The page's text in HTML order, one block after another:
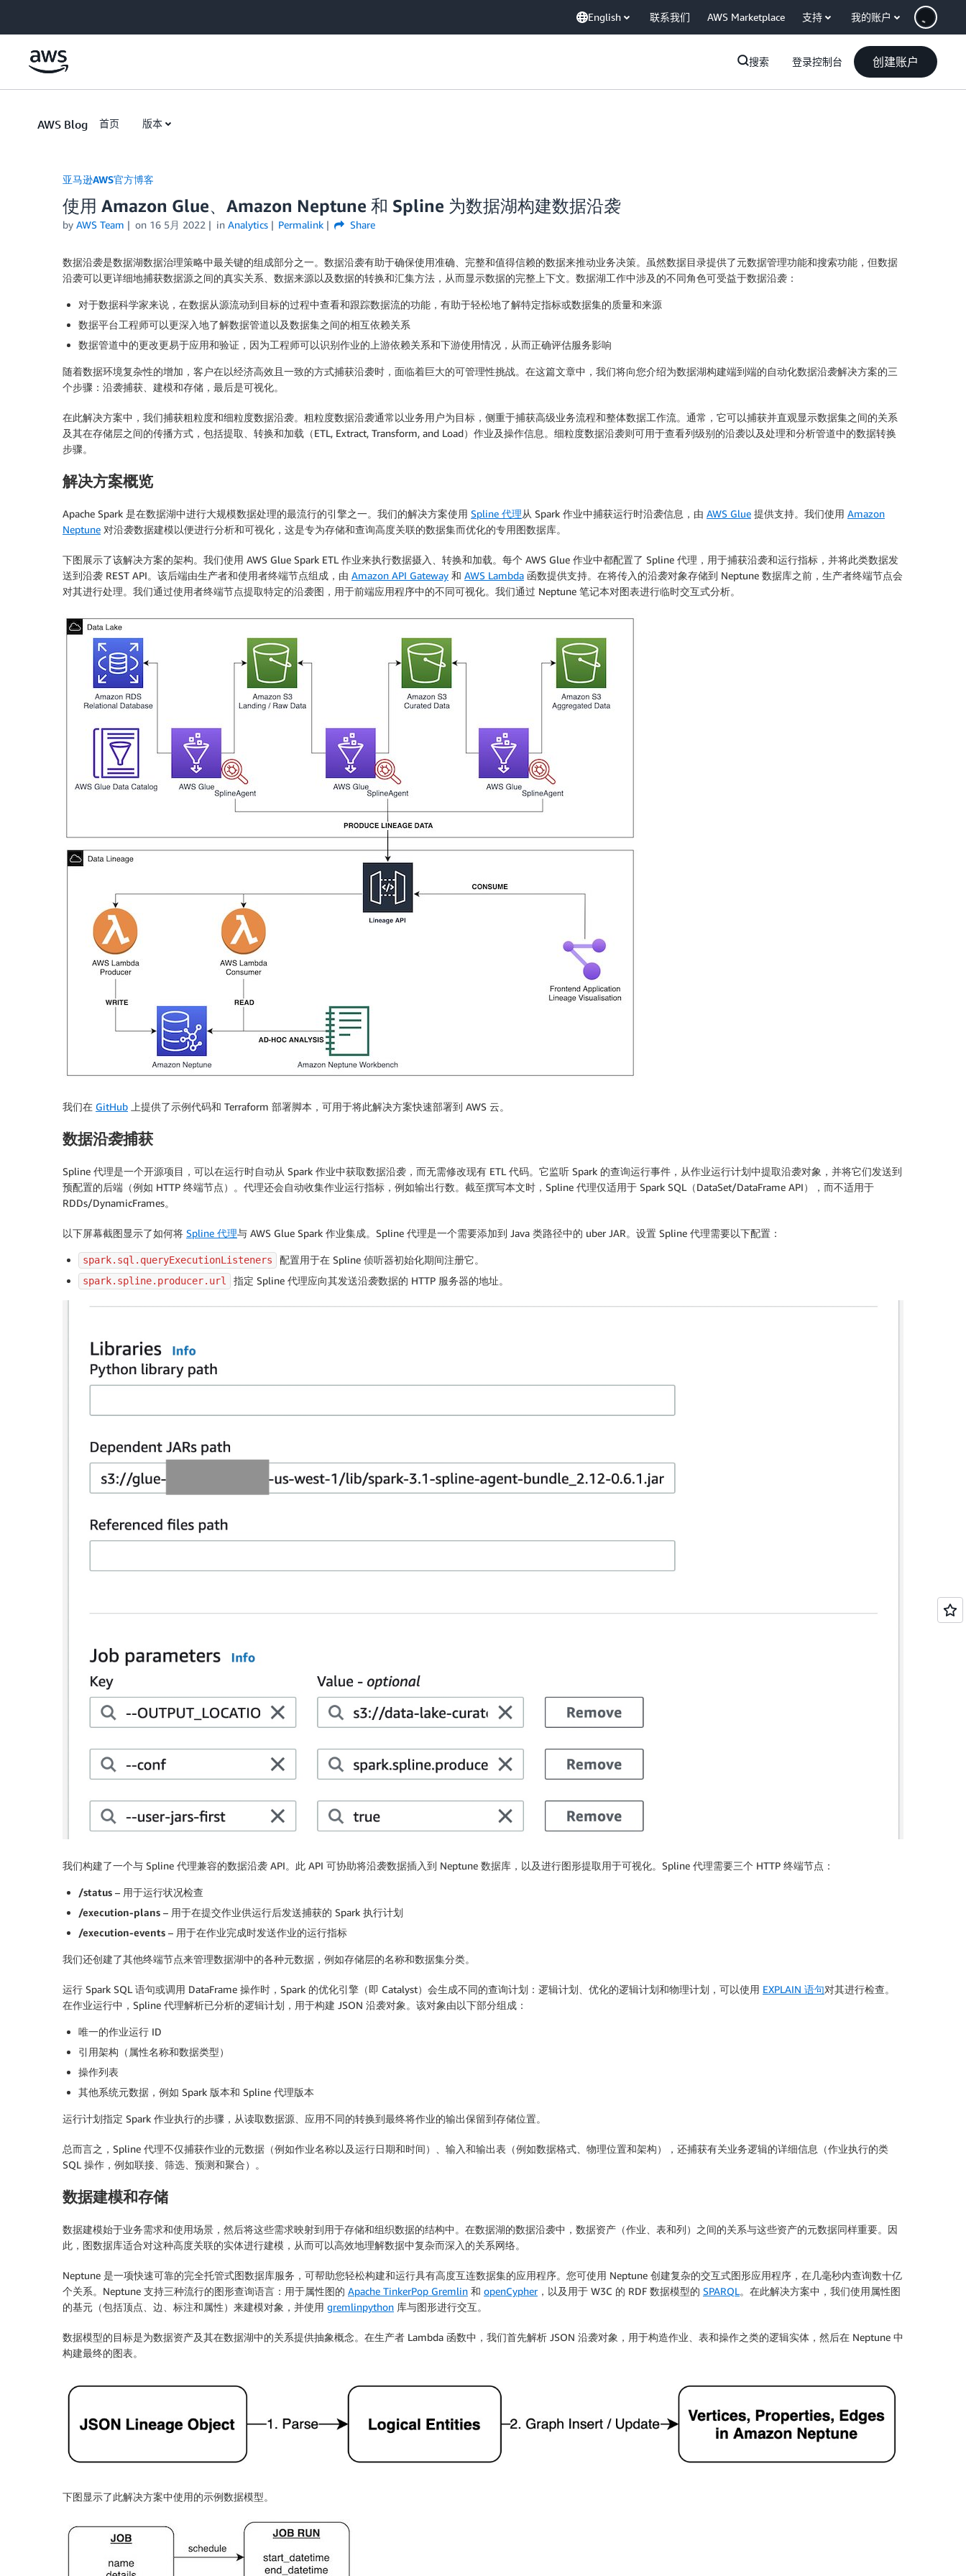
English 联系我们 AWS Marketplace 支持 我的账户
搜索 登录控制台 创建账户
AWS Blog 首页 版本
亚马逊AWS官方博客
使用 Amazon Glue、Amazon Neptune 和 Spline 为数据湖构建数据沿袭
by AWS Team on 16 5月 2022 in Analytics Permalink Share
数据沿袭是数据湖数据治理策略中最关键的组成部分之一。数据沿袭有助于确保使用准确、完整和值得信赖的数据来推动业务决策。虽然数据目录提供了元数据管理功能和搜索功能，但数据
沿袭可以更详细地捕获数据源之间的真实关系、数据来源以及数据的转换和汇集方法，从而显示数据的完整上下文。数据湖工作中涉及的不同角色可受益于数据沿袭：
对于数据科学家来说，在数据从源流动到目标的过程中查看和跟踪数据流的功能，有助于轻松地了解特定指标或数据集的质量和来源
数据平台工程师可以更深入地了解数据管道以及数据集之间的相互依赖关系
数据管道中的更改更易于应用和验证，因为工程师可以识别作业的上游依赖关系和下游使用情况，从而正确评估服务影响
随着数据环境复杂性的增加，客户在以经济高效且一致的方式捕获沿袭时，面临着巨大的可管理性挑战。在这篇文章中，我们将向您介绍为数据湖构建端到端的自动化数据沿袭解决方案的三
个步骤：沿袭捕获、建模和存储，最后是可视化。
在此解决方案中，我们捕获粗粒度和细粒度数据沿袭。粗粒度数据沿袭通常以业务用户为目标，侧重于捕获高级业务流程和整体数据工作流。通常，它可以捕获并直观显示数据集之间的关系
及其在存储层之间的传播方式，包括提取、转换和加载（ETL, Extract, Transform, and Load）作业及操作信息。细粒度数据沿袭则可用于查看列级别的沿袭以及处理和分析管道中的数据转换
步骤。
解决方案概览
Apache Spark 是在数据湖中进行大规模数据处理的最流行的引擎之一。我们的解决方案使用 Spline 代理从 Spark 作业中捕获运行时沿袭信息，由 AWS Glue 提供支持。我们使用 Amazon
Neptune 对沿袭数据建模以便进行分析和可视化，这是专为存储和查询高度关联的数据集而优化的专用图数据库。
下图展示了该解决方案的架构。我们使用 AWS Glue Spark ETL 作业来执行数据摄入、转换和加载。每个 AWS Glue 作业中都配置了 Spline 代理，用于捕获沿袭和运行指标，并将此类数据发
送到沿袭 REST API。该后端由生产者和使用者终端节点组成，由 Amazon API Gateway 和 AWS Lambda 函数提供支持。在将传入的沿袭对象存储到 Neptune 数据库之前，生产者终端节点会
对其进行处理。我们通过使用者终端节点提取特定的沿袭图，用于前端应用程序中的不同可视化。我们通过 Neptune 笔记本对图表进行临时交互式分析。
我们在 GitHub 上提供了示例代码和 Terraform 部署脚本，可用于将此解决方案快速部署到 AWS 云。
数据沿袭捕获
Spline 代理是一个开源项目，可以在运行时自动从 Spark 作业中获取数据沿袭，而无需修改现有 ETL 代码。它监听 Spark 的查询运行事件，从作业运行计划中提取沿袭对象，并将它们发送到
预配置的后端（例如 HTTP 终端节点）。代理还会自动收集作业运行指标，例如输出行数。截至撰写本文时，Spline 代理仅适用于 Spark SQL（DataSet/DataFrame API），而不适用于
RDDs/DynamicFrames。
以下屏幕截图显示了如何将 Spline 代理与 AWS Glue Spark 作业集成。Spline 代理是一个需要添加到 Java 类路径中的 uber JAR。设置 Spline 代理需要以下配置：
spark.sql.queryExecutionListeners 配置用于在 Spline 侦听器初始化期间注册它。
spark.spline.producer.url 指定 Spline 代理应向其发送沿袭数据的 HTTP 服务器的地址。
我们构建了一个与 Spline 代理兼容的数据沿袭 API。此 API 可协助将沿袭数据插入到 Neptune 数据库，以及进行图形提取用于可视化。Spline 代理需要三个 HTTP 终端节点：
/status – 用于运行状况检查
/execution-plans – 用于在提交作业供运行后发送捕获的 Spark 执行计划
/execution-events – 用于在作业完成时发送作业的运行指标
我们还创建了其他终端节点来管理数据湖中的各种元数据，例如存储层的名称和数据集分类。
运行 Spark SQL 语句或调用 DataFrame 操作时，Spark 的优化引擎（即 Catalyst）会生成不同的查询计划：逻辑计划、优化的逻辑计划和物理计划，可以使用 EXPLAIN 语句对其进行检查。
在作业运行中，Spline 代理解析已分析的逻辑计划，用于构建 JSON 沿袭对象。该对象由以下部分组成：
唯一的作业运行 ID
引用架构（属性名称和数据类型）
操作列表
其他系统元数据，例如 Spark 版本和 Spline 代理版本
运行计划指定 Spark 作业执行的步骤，从读取数据源、应用不同的转换到最终将作业的输出保留到存储位置。
总而言之，Spline 代理不仅捕获作业的元数据（例如作业名称以及运行日期和时间）、输入和输出表（例如数据格式、物理位置和架构），还捕获有关业务逻辑的详细信息（作业执行的类
SQL 操作，例如联接、筛选、预测和聚合）。
数据建模和存储
数据建模始于业务需求和使用场景，然后将这些需求映射到用于存储和组织数据的结构中。在数据湖的数据沿袭中，数据资产（作业、表和列）之间的关系与这些资产的元数据同样重要。因
此，图数据库适合对这种高度关联的实体进行建模，从而可以高效地理解数据中复杂而深入的关系网络。
Neptune 是一项快速可靠的完全托管式图数据库服务，可帮助您轻松构建和运行具有高度互连数据集的应用程序。您可使用 Neptune 创建复杂的交互式图形应用程序，在几毫秒内查询数十亿
个关系。Neptune 支持三种流行的图形查询语言：用于属性图的 Apache TinkerPop Gremlin 和 openCypher，以及用于 W3C 的 RDF 数据模型的 SPARQL。在此解决方案中，我们使用属性图
的基元（包括顶点、边、标注和属性）来建模对象，并使用 gremlinpython 库与图形进行交互。
数据模型的目标是为数据资产及其在数据湖中的关系提供抽象概念。在生产者 Lambda 函数中，我们首先解析 JSON 沿袭对象，用于构造作业、表和操作之类的逻辑实体，然后在 Neptune 中
构建最终的图表。
下图显示了此解决方案中使用的示例数据模型。